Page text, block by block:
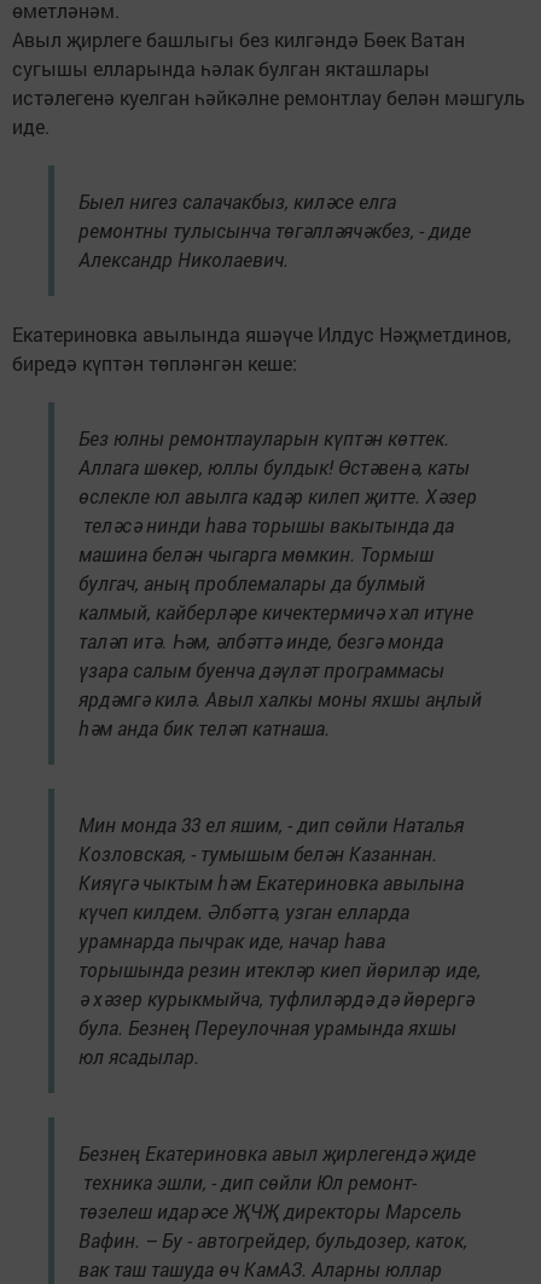
өметләнәм.
Авыл җирлеге башлыгы без килгәндә Бөек Ватан
сугышы елларында һәлак булган якташлары
истәлегенә куелган һәйкәлне ремонтлау белән мәшгуль
иде.
Быел нигез салачакбыз, киләсе елга
ремонтны тулысынча төгәлләячәкбез, - диде
Александр Николаевич.
Екатериновка авылында яшәүче Илдус Нәҗметдинов,
биредә күптән төпләнгән кеше:
Без юлны ремонтлауларын күптән көттек.
Аллага шөкер, юллы булдык! Өстәвенә, каты
өслекле юл авылга кадәр килеп җитте. Хәзер
теләсә нинди һава торышы вакытында да
машина белән чыгарга мөмкин. Тормыш
булгач, аның проблемалары да булмый
калмый, кайберләре кичектермичә хәл итүне
таләп итә. Һәм, әлбәттә инде, безгә монда
үзара салым буенча дәүләт программасы
ярдәмгә килә. Авыл халкы моны яхшы аңлый
һәм анда бик теләп катнаша.
Мин монда 33 ел яшим, - дип сөйли Наталья
Козловская, - тумышым белән Казаннан.
Кияүгә чыктым һәм Екатериновка авылына
күчеп килдем. Әлбәттә, узган елларда
урамнарда пычрак иде, начар һава
торышында резин итекләр киеп йөриләр иде,
ә хәзер курыкмыйча, туфлиләрдә дә йөрергә
була. Безнең Переулочная урамында яхшы
юл ясадылар.
Безнең Екатериновка авыл җирлегендә җиде
техника эшли, - дип сөйли Юл ремонт-
төзелеш идарәсе ҖЧҖ директоры Марсель
Вафин. – Бу - автогрейдер, бульдозер, каток,
вак таш ташуда өч КамАЗ. Аларны юллар